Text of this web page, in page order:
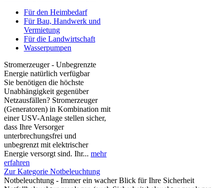
Für den Heimbedarf
Für Bau, Handwerk und
Vermietung
Für die Landwirtschaft
Wasserpumpen
Stromerzeuger - Unbegrenzte
Energie natürlich verfügbar
Sie benötigen die höchste
Unabhängigkeit gegenüber
Netzausfällen? Stromerzeuger
(Generatoren) in Kombination mit
einer USV-Anlage stellen sicher,
dass Ihre Versorger
unterbrechungsfrei und
unbegrenzt mit elektrischer
Energie versorgt sind. Ihr... mehr
erfahren
Zur Kategorie Notbeleuchtung
Notbeleuchtung - Immer ein wacher Blick für Ihre Sicherheit